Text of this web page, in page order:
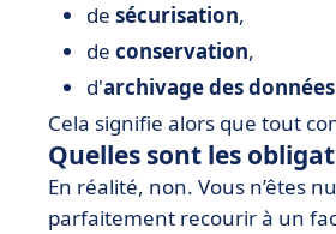
de sécurisation,
de conservation,
d'archivage des données
Cela signifie alors que tout
Quelles sont les
En réalité, non. Vous n’êtes
parfaitement recourir à un